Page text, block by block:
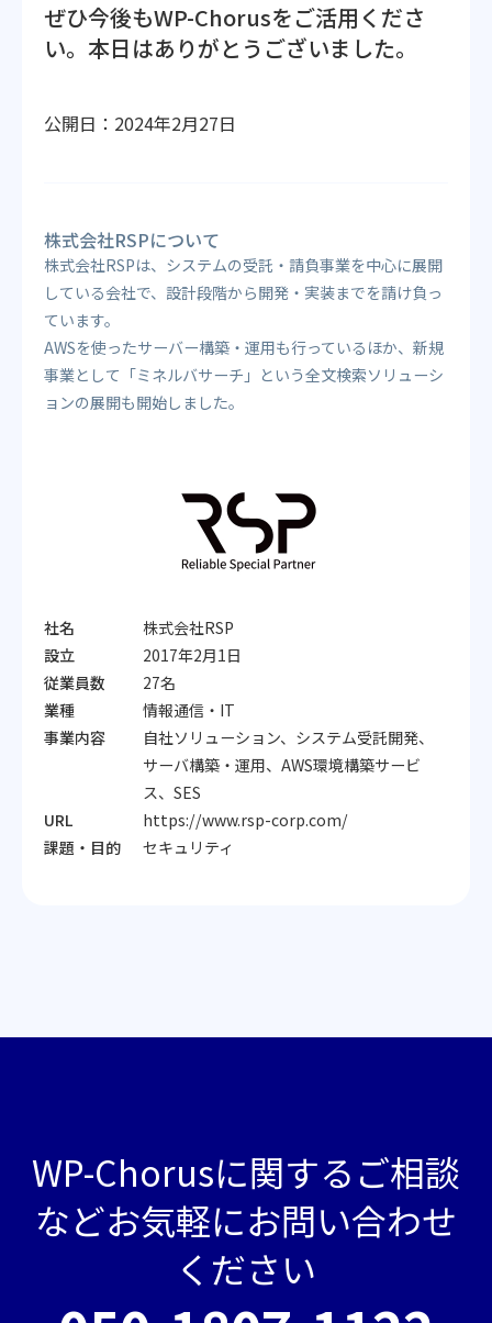
ぜひ今後もWP-Chorusをご活用くださ
い。本日はありがとうございました。
公開日：2024年2月27日
株式会社RSPについて
株式会社RSPは、システムの受託・請負事業を中心に展開
している会社で、設計段階から開発・実装までを請け負っ
ています。
AWSを使ったサーバー構築・運用も行っているほか、新規
事業として「ミネルバサーチ」という全文検索ソリューシ
ョンの展開も開始しました。
社名
株式会社RSP
設立
2017年2月1日
従業員数
27名
業種
情報通信・IT
事業内容
自社ソリューション、システム受託開発、
サーバ構築・運用、AWS環境構築サービ
ス、SES
URL
https://www.rsp-corp.com/
課題・目的
セキュリティ
WP-Chorusに関するご相談
などお気軽にお問い合わせ
ください